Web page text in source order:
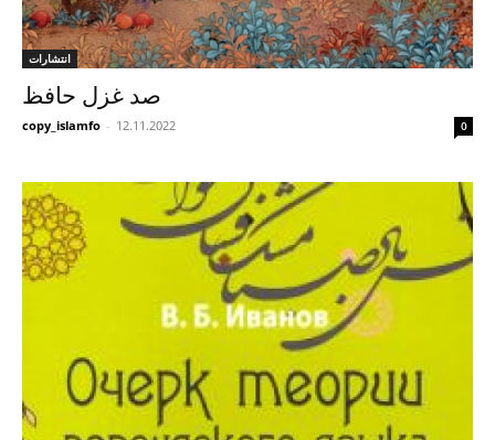
انتشارات
صد غزل حافظ
copy_islamfo - 12.11.2022 0